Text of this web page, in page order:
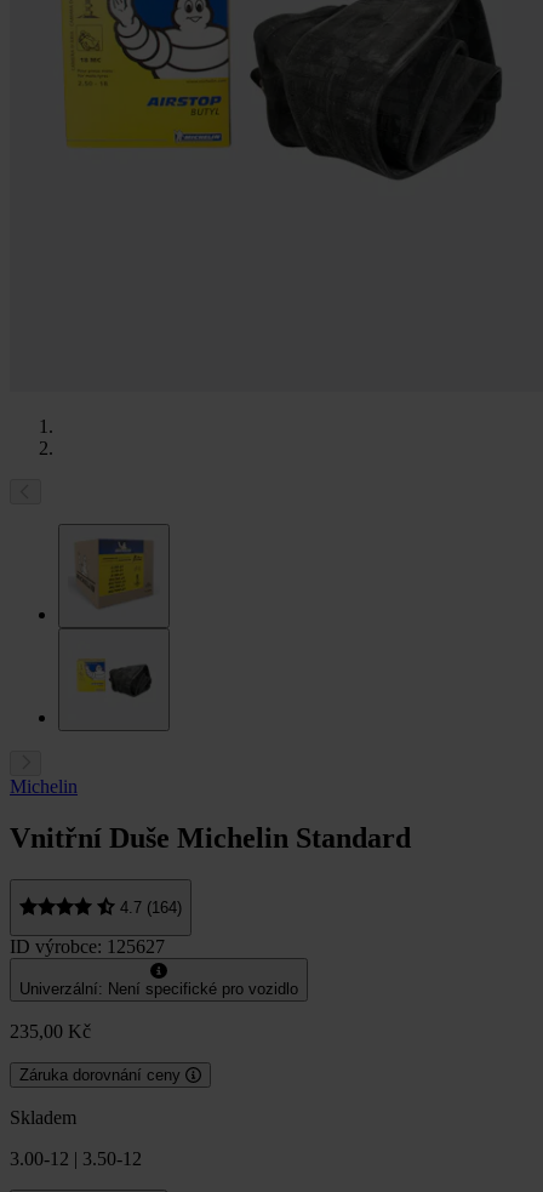
Michelin
Vnitřní Duše Michelin Standard
4.7 (164)
ID výrobce: 125627
Univerzální: Není specifické pro vozidlo
235,00 Kč
Záruka dorovnání ceny
Skladem
3.00-12 | 3.50-12